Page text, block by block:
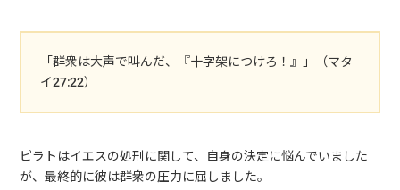
「群衆は大声で叫んだ、『十字架につけろ！』」（マタ
イ27:22）
ピラトはイエスの処刑に関して、自身の決定に悩んでいました
が、最終的に彼は群衆の圧力に屈しました。